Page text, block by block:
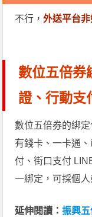
不行，外送平台
數位五倍券
證、行動支
數位五倍券的綁
有錢卡、一卡通
付、街口支付
一綁定，可採個
延伸閱讀：振興